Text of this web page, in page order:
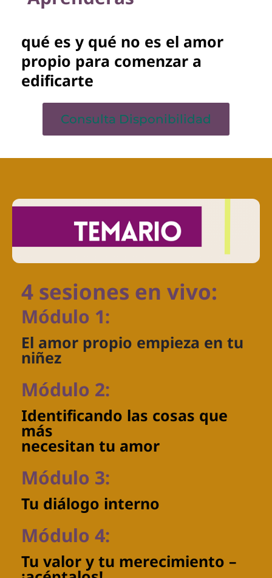
qué es y qué no es el amor
propio para comenzar a
edificarte
Consulta Disponibilidad
4 sesiones en vivo:
Módulo 1:
El amor propio empieza en tu
niñez
Módulo 2:
Identificando las cosas que
más
necesitan tu amor
Módulo 3:
Tu diálogo interno
Módulo 4:
Tu valor y tu merecimiento –